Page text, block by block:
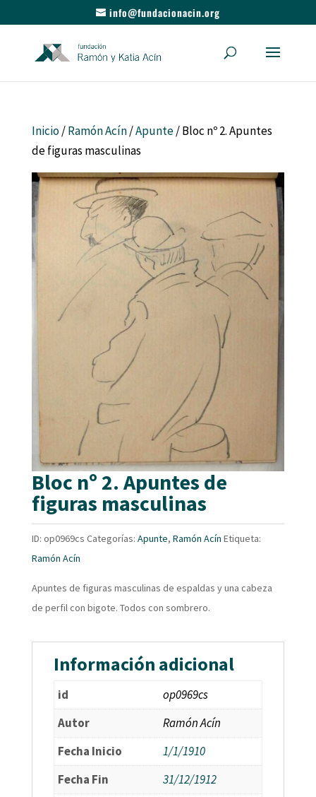
info@fundacionacin.org
Inicio/Ramón Acín/Apunte/ Bloc nº 2. Apuntes
de figuras masculinas
Bloc nº 2. Apuntes de
figuras masculinas
ID: op0969cs Categorías: Apunte, Ramón Acín Etiqueta:
Ramón Acín
Apuntes de figuras masculinas de espaldas y una cabeza
de perfil con bigote. Todos con sombrero.
Información adicional
id
op0969cs
Autor
Ramón Acín
Fecha Inicio
1/1/1910
Fecha Fin
31/12/1912